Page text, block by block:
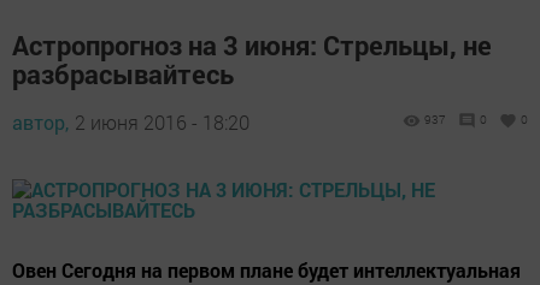
Астропрогноз на 3 июня: Стрельцы, не
разбрасывайтесь
автор, 2 июня 2016 - 18:20 937 0 0
Овен Сегодня на первом плане будет интеллектуальная